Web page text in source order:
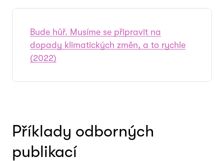
Bude hůř. Musíme se připravit na
dopady klimatických změn, a to rychle
(2022)
Příklady odborných
publikací